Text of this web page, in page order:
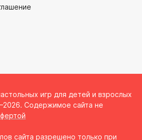
игр для детей и взрослых
Содержимое сайта не
сайта разрешено только при